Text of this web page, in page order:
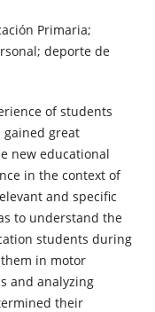
Primaria;
deporte de
of students
gained great
new educational
in the context of
and specific
to understand the
students during
them in motor
and analyzing
their